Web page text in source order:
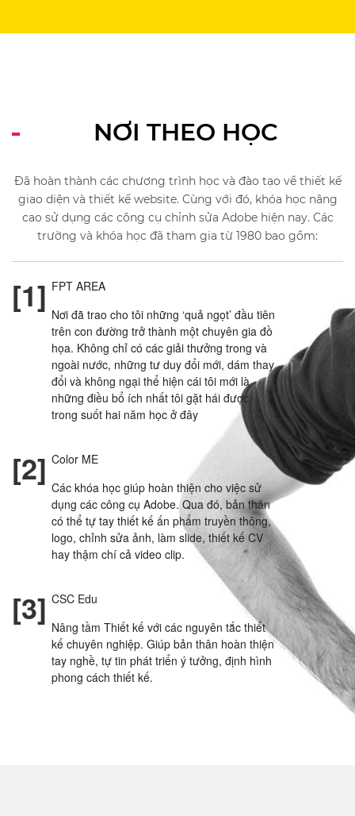
NƠI THEO HỌC
Đã hoàn thành các chương trình học và đào tạo về thiết kế
giao diện và thiết kế website. Cùng với đó, khóa học nâng
cao sử dụng các công cụ chỉnh sửa Adobe hiện nay. Các
trường và khóa học đã tham gia từ 1980 bao gồm:
[1] FPT AREA
Nơi đã trao cho tôi những ‘quả ngọt’ đầu tiên
trên con đường trở thành một chuyên gia đồ
họa. Không chỉ có các giải thưởng trong và
ngoài nước, những tư duy đổi mới, dám thay
đổi và không ngại thể hiện cái tôi mới là
những điều bổ ích nhất tôi gặt hái được
trong suốt hai năm học ở đây
[2] Color ME
Các khóa học giúp hoàn thiện cho việc sử
dụng các công cụ Adobe. Qua đó, bản thân
có thể tự tay thiết kế ấn phẩm truyền thông,
logo, chỉnh sửa ảnh, làm slide, thiết kế CV
hay thậm chí cả video clip.
[3] CSC Edu
Nâng tầm Thiết kế với các nguyên tắc thiết
kế chuyên nghiệp. Giúp bản thân hoàn thiện
tay nghề, tự tin phát triển ý tưởng, định hình
phong cách thiết kế.